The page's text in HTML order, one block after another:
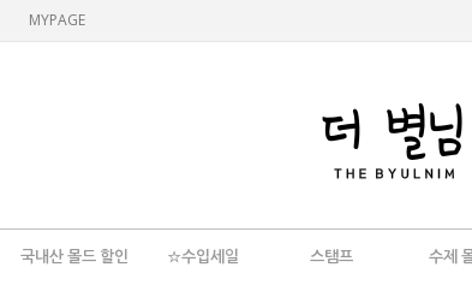
MYPAGE
국내산 몰드 할인 ☆수입세일 스탬프 수제